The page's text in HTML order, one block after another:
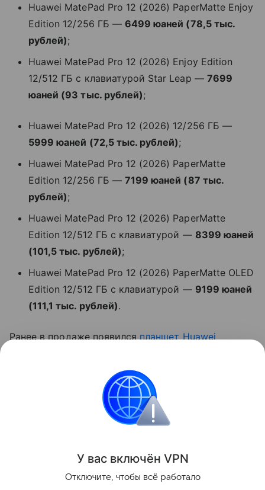
Huawei MatePad Pro 12 (2026) PaperMatte Enjoy
Edition 12/256 ГБ — 6499 юаней (78,5 тыс.
рублей);
Huawei MatePad Pro 12 (2026) Enjoy Edition
12/512 ГБ с клавиатурой Star Leap — 7699
юаней (93 тыс. рублей);
Huawei MatePad Pro 12 (2026) 12/256 ГБ —
5999 юаней (72,5 тыс. рублей);
Huawei MatePad Pro 12 (2026) PaperMatte
Edition 12/256 ГБ — 7199 юаней (87 тыс.
рублей);
Huawei MatePad Pro 12 (2026) PaperMatte
Edition 12/512 ГБ с клавиатурой — 8399 юаней
(101,5 тыс. рублей);
Huawei MatePad Pro 12 (2026) PaperMatte OLED
Edition 12/512 ГБ с клавиатурой — 9199 юаней
(111,1 тыс. рублей).
Ранее в продаже появилсяпланшет Huawei
Планшеты
Поделиться
У вас включён VPN
Отключите, чтобы всё работало